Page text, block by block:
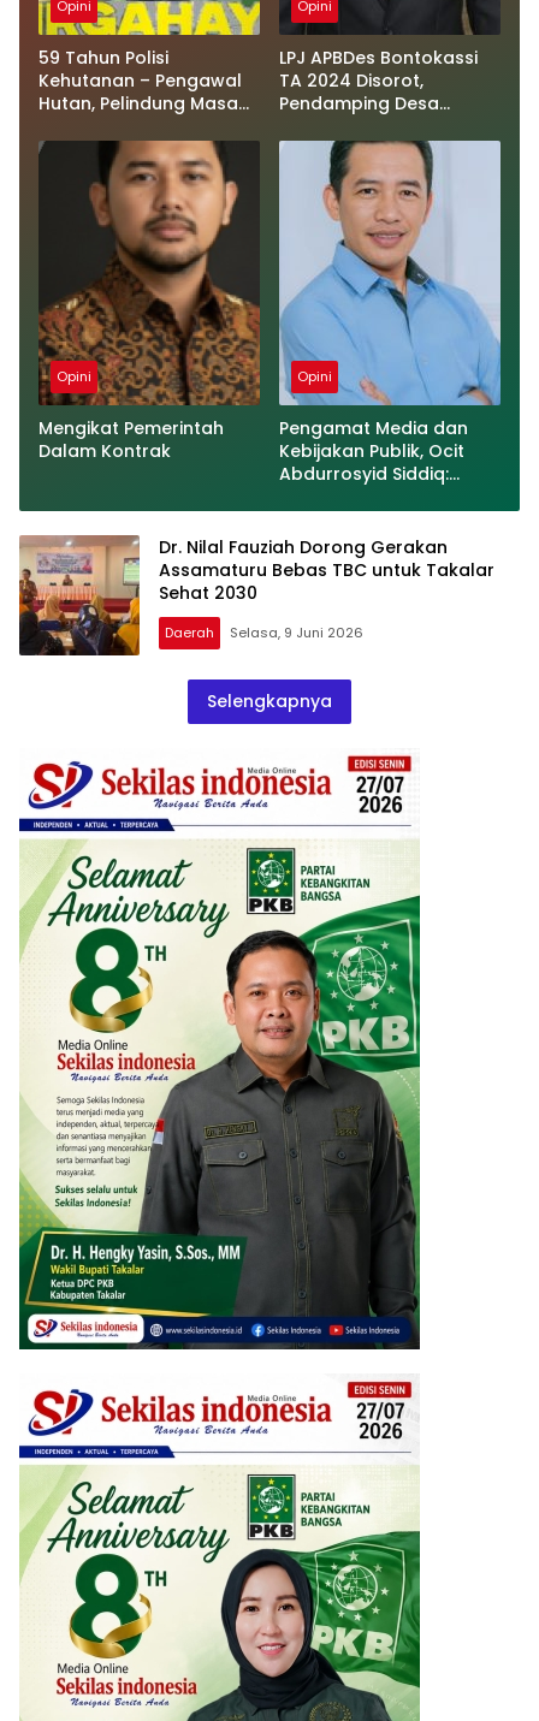
Opini
59 Tahun Polisi
Kehutanan – Pengawal
Hutan, Pelindung Masa
Opini
LPJ APBDes Bontokassi
TA 2024 Disorot,
Pendamping Desa
Kegiatan Telah Sesuai
Prosedur
Opini
Mengikat Pemerintah
Dalam Kontrak
Opini
Pengamat Media dan
Kebijakan Publik, Ocit
Abdurrosyid Siddiq:
𝗘𝗹𝗲𝗴𝗮𝗻
Dr. Nilal Fauziah Dorong Gerakan
Assamaturu Bebas TBC untuk Takalar
Sehat 2030
Daerah Selasa, 9 Juni 2026
Selengkapnya